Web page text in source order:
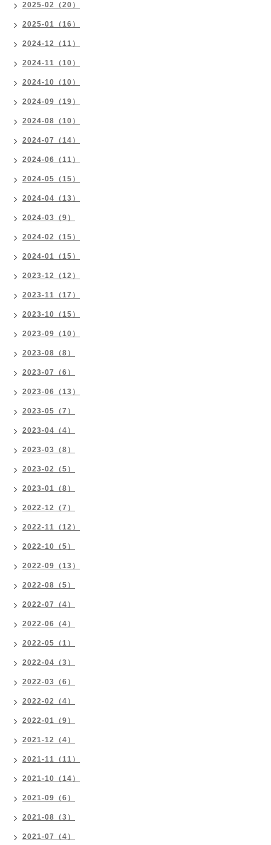
2025-02（20）
2025-01（16）
2024-12（11）
2024-11（10）
2024-10（10）
2024-09（19）
2024-08（10）
2024-07（14）
2024-06（11）
2024-05（15）
2024-04（13）
2024-03（9）
2024-02（15）
2024-01（15）
2023-12（12）
2023-11（17）
2023-10（15）
2023-09（10）
2023-08（8）
2023-07（6）
2023-06（13）
2023-05（7）
2023-04（4）
2023-03（8）
2023-02（5）
2023-01（8）
2022-12（7）
2022-11（12）
2022-10（5）
2022-09（13）
2022-08（5）
2022-07（4）
2022-06（4）
2022-05（1）
2022-04（3）
2022-03（6）
2022-02（4）
2022-01（9）
2021-12（4）
2021-11（11）
2021-10（14）
2021-09（6）
2021-08（3）
2021-07（4）